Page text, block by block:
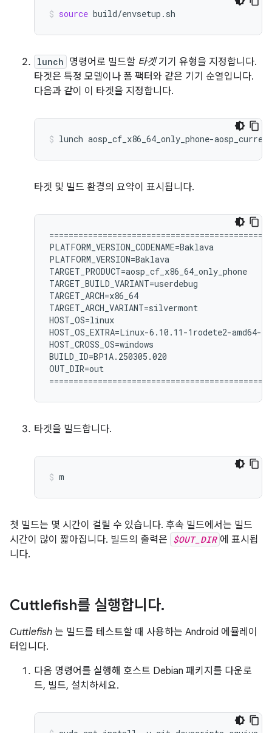
source build/envsetup.sh
lunch 명령어로 빌드할 타겟기기 유형을 지정합니다.
타겟은 특정 모델이나 폼 팩터와 같은 기기 순열입니다.
다음과 같이 이 타겟을 지정합니다.
lunch aosp_cf_x86_64_only_phone-
타겟 및 빌드 환경의 요약이 표시됩니다.
============================================
PLATFORM_VERSION_CODENAME=Baklava
PLATFORM_VERSION=Baklava
TARGET_PRODUCT=aosp_cf_x86_64_only_phone
TARGET_BUILD_VARIANT=userdebug
TARGET_ARCH=x86_64
TARGET_ARCH_VARIANT=silvermont
HOST_OS=linux
HOST_OS_EXTRA=Linux-6.10.11-1rodete2-
HOST_CROSS_OS=windows
BUILD_ID=BP1A.250305.020
OUT_DIR=out
타겟을 빌드합니다.
m
첫 빌드는 몇 시간이 걸릴 수 있습니다. 후속 빌드에서는 빌드
시간이 많이 짧아집니다. 빌드의 출력은 $OUT_DIR 에 표시됩
니다.
Cuttlefish를 실행합니다.
Cuttlefish 는 빌드를 테스트할 때 사용하는 Android 에뮬레이
터입니다.
다음 명령어를 실행해 호스트 Debian 패키지를 다운로
드, 빌드, 설치하세요.